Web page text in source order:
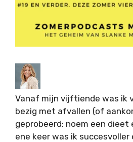
Vanaf mijn vijftiende was ik
bezig met afvallen (of
geprobeerd: noem een dieet
ene keer was ik succesvoller